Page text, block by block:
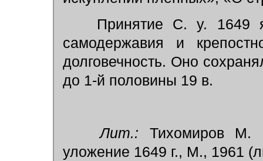
Принятие С. у. 1649
самодержавия и
долговечность. Оно
до 1-й половины 19 в.
Лит.: Тихомиров
уложение 1649 г., М., 1961